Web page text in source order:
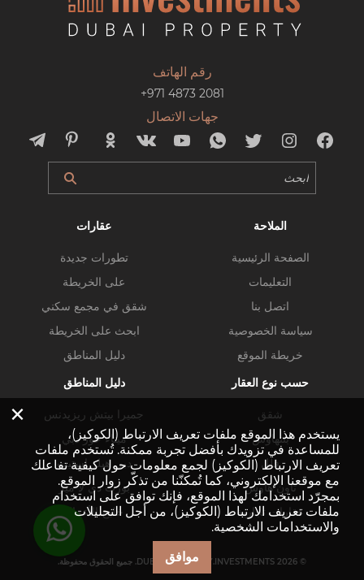
رقم الهاتف
+971 4873 2081
جهات الاتصال
الملاحة
الصفحة الرئيسية
التعليمات
اتصل بنا
سياسة الخصوصية
خريطة الموقع
عقارات
تطورات جديدة
على الخريطة
شقق في مجمع سكني
ابحث على الخريطة
دليل المناطق
حسب نوع العقار
شقق
بنتهاوس
فلل
تاون هاوس
عقارات تجارية
دليل المناطق
جميرا بيتش ريزيدنس
ميناء خور دبي
دبي هيلز استيت
بورت دي لا مير
خليج الأعمال
© DUBAI-PROPERTY.INVESTMENTS 2026. جميع الحقوق محفوظة.
×
يستخدم هذا الموقع ملفات تعريف الارتباط (الكوكيز)،
للمساعدة في تزويدك بأفضل تجربة ممكنة. تُستخدم ملفات
تعريف الارتباط (الكوكيز) لجمع معلومات حول كيفية تفاعلك
مع موقعنا الإلكتروني، كما تُمكنّنا من تذكّر زوار الموقع.
بمجرّد استخدامك لهذا الموقع، فإنك توافق على استخدام
ملفات تعريف الارتباط (الكوكيز)، من أجل التحليلات
والاستخدامات الشخصية.
موافق